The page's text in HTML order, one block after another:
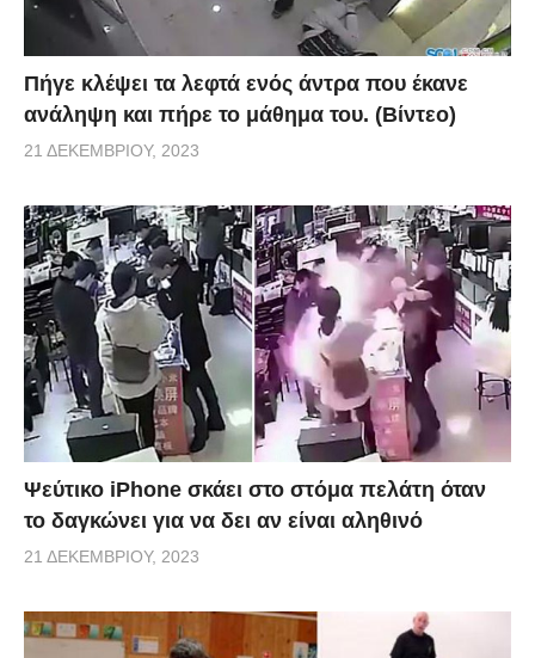
Πήγε κλέψει τα λεφτά ενός άντρα που έκανε
ανάληψη και πήρε το μάθημα του. (Βίντεο)
21 ΔΕΚΕΜΒΡΊΟΥ, 2023
Ψεύτικο iPhone σκάει στο στόμα πελάτη όταν
το δαγκώνει για να δει αν είναι αληθινό
21 ΔΕΚΕΜΒΡΊΟΥ, 2023